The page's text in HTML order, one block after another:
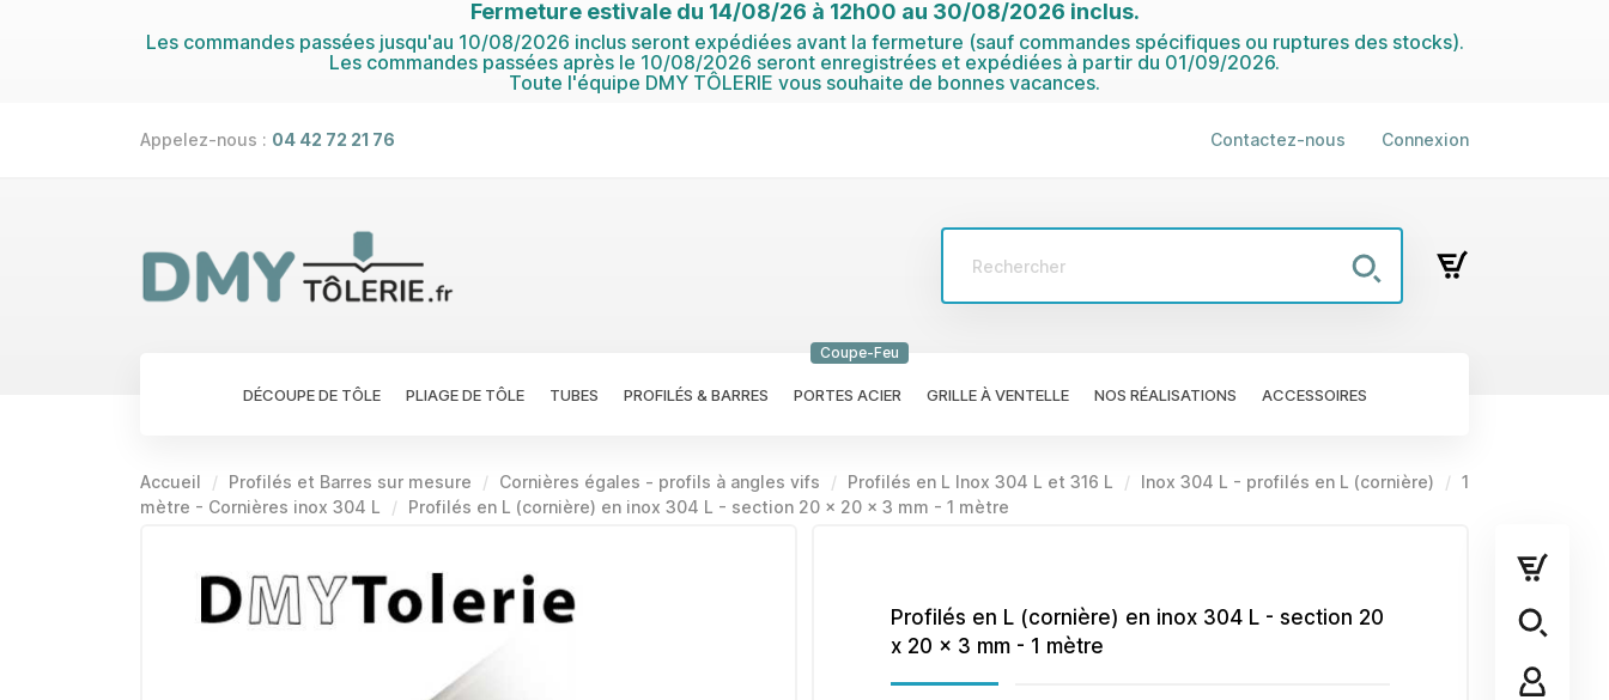
Fermeture estivale du 14/08/26 à 12h00 au 30/08/2026 inclus.
Les commandes passées jusqu'au 10/08/2026 inclus seront expédiées avant la fermeture (sauf commandes spécifiques ou ruptures des stocks).
Les commandes passées après le 10/08/2026 seront enregistrées et expédiées à partir du 01/09/2026.
Toute l'équipe DMY TÔLERIE vous souhaite de bonnes vacances.
Appelez-nous : 04 42 72 21 76 Contactez-nous Connexion
DÉCOUPE DE TÔLE PLIAGE DE TÔLE TUBES PROFILÉS & BARRES PORTES ACIER
Coupe-Feu
GRILLE À VENTELLE NOS RÉALISATIONS ACCESSOIRES
Accueil Profilés et Barres sur mesure Cornières égales - profils à angles vifs Profilés en L Inox 304 L et 316 L Inox 304 L - profilés en L (cornière)
1
mètre - Cornières inox 304 L
Profilés en L (cornière) en inox 304 L - section 20 x 20 x 3 mm - 1 mètre
Profilés en L (cornière) en inox 304 L - section 20
x 20 x 3 mm - 1 mètre